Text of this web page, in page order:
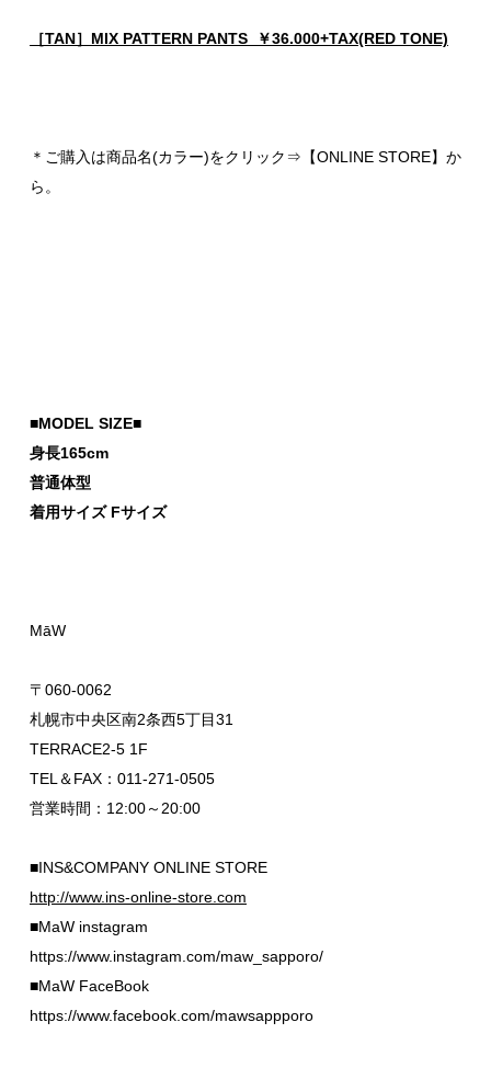
［TAN］MIX PATTERN PANTS ￥36.000+TAX(RED TONE)
＊ご購入は商品名(カラー)をクリック⇒【ONLINE STORE】か
ら。
■MODEL SIZE■
身長165cm
普通体型
着用サイズ Fサイズ
MāW
〒060-0062
札幌市中央区南2条西5丁目31
TERRACE2-5 1F
TEL＆FAX：011-271-0505
営業時間：12:00～20:00
■INS&COMPANY ONLINE STORE
http://www.ins-online-store.com
■MaW instagram
https://www.instagram.com/maw_sapporo/
■MaW FaceBook
https://www.facebook.com/mawsappporo